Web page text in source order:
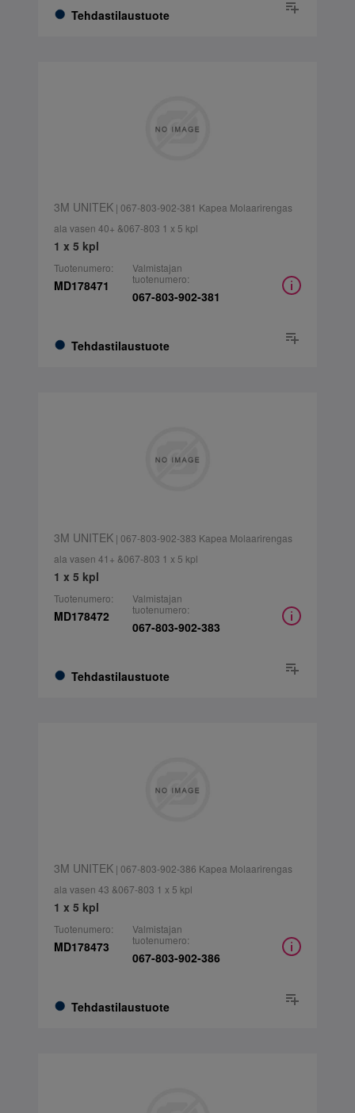
Tehdastilaustuote
3M UNITEK| 067-803-902-381 Kapea Molaarirengas
ala vasen 40+ &067-803 1 x 5 kpl
1 x 5 kpl
Tuotenumero:
MD178471
Tehdastilaustuote
Valmistajan
tuotenumero:
067-803-902-381
3M UNITEK| 067-803-902-383 Kapea Molaarirengas
ala vasen 41+ &067-803 1 x 5 kpl
1 x 5 kpl
Tuotenumero:
MD178472
Tehdastilaustuote
Valmistajan
tuotenumero:
067-803-902-383
3M UNITEK| 067-803-902-386 Kapea Molaarirengas
ala vasen 43 &067-803 1 x 5 kpl
1 x 5 kpl
Tuotenumero:
MD178473
Tehdastilaustuote
Valmistajan
tuotenumero:
067-803-902-386